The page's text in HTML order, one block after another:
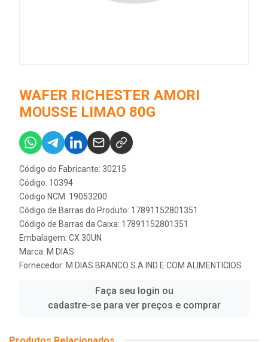
WAFER RICHESTER AMORI
MOUSSE LIMAO 80G
Código do Fabricante: 30215
Código: 10394
Código NCM: 19053200
Código de Barras do Produto: 17891152801351
Código de Barras da Caixa: 17891152801351
Embalagem: CX 30UN
Marca: M DIAS
Fornecedor: M DIAS BRANCO S.A IND E COM ALIMENTICIOS
Faça seu login ou
cadastre-se para ver preços e comprar